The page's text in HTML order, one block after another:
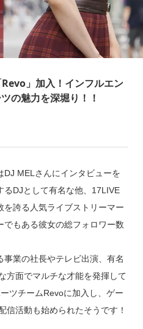
Revo」加入！インフルエン
の魅力を深堀り！！
MELさんにインタビューを
るDJとして有名な他、17LIVE
誇る人気ライブストリーマー
もある彼女の総フォロワー数
業の社長やテレビ出演、有名
方面でマルチな才能を発揮して
ツチームRevoに加入し、ゲー
信活動も始められたそうです！